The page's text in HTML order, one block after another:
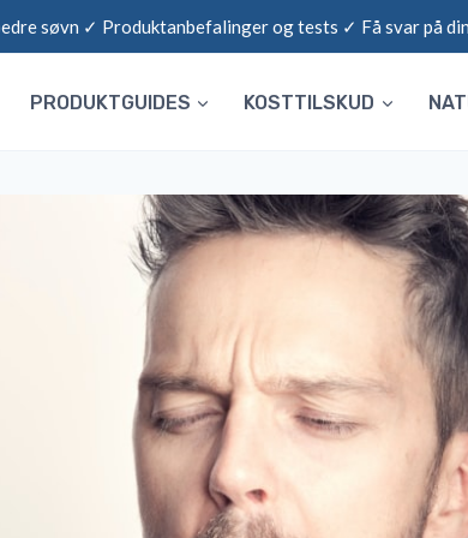
søvn ✓ Produktanbefalinger og tests ✓ Få svar på
PRODUKTGUIDES KOSTTILSKUD